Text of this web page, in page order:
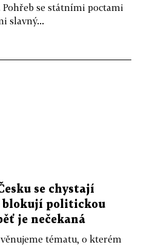
se státními poctami
slavný...
se chystají
blokují politickou
je nečekaná
tématu, o kterém